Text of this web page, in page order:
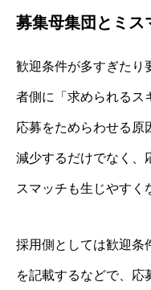
募集母集団とミス
歓迎条件が多すぎたり
者側に「求められるス
応募をためらわせる原
減少するだけでなく、
スマッチも生じやすく
採用側としては歓迎条
を記載するなどで、応